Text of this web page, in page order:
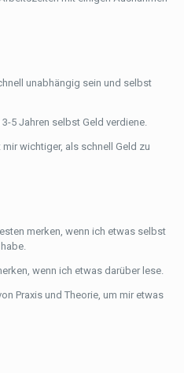
unabhängig sein und selbst
5 Jahren selbst Geld verdiene.
wichtiger, als schnell Geld zu
merken, wenn ich etwas selbst
wenn ich etwas darüber lese.
Praxis und Theorie, um mir etwas